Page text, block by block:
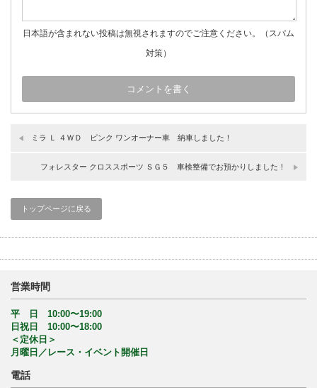
日本語が含まれない投稿は無視されますのでご注意ください。（スパム
対策）
ミラ Ｌ ４ＷＤ ピンク ワンオーナー車 納車しました！
フォレスター クロススポーツ ＳＧ５ 車検整備でお預かりしました！
トップページに戻る
営業時間
平 日 10:00〜19:00
日祝日 10:00〜18:00
＜定休日＞
月曜日／レース・イベント開催日
電話